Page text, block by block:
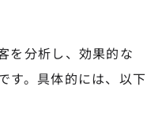
を分析し、効果的な
す。具体的には、以下